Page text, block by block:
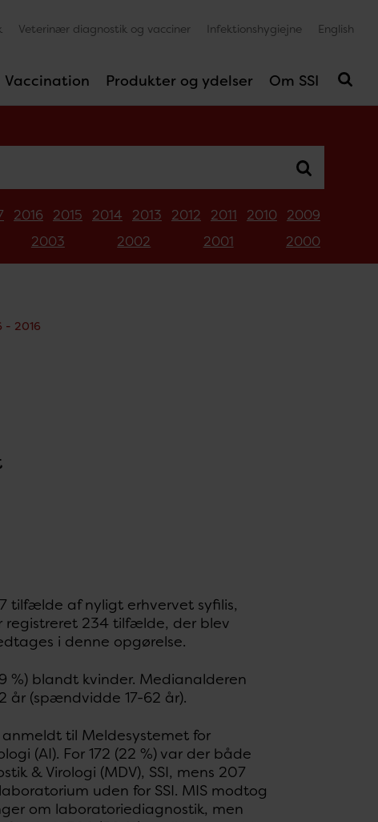
Vaccination Produkter og ydelser Om SSI
Veterinær diagnostik og vacciner Infektionshygiejne English
2016 2015 2014 2013 2012 2011 2010
2009
2003 2002 2001 2000
- 2016
tilfælde af nyligt erhvervet syfilis,
registreret 234 tilfælde, der blev
i denne opgørelse.
%) blandt kvinder. Medianalderen
år (spændvidde 17-62 år).
til Meldesystemet for
(AI). For 172 (22 %) var der både
& Virologi (MDV), SSI, mens 207
uden for SSI. MIS modtog
om laboratoriediagnostik, men